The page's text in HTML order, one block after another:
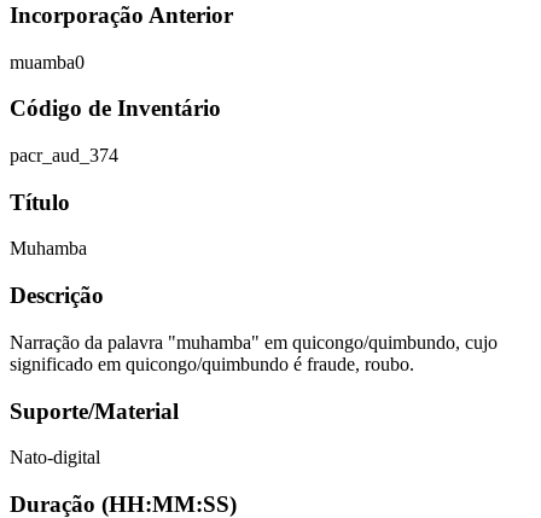
Incorporação Anterior
muamba0
Código de Inventário
pacr_aud_374
Título
Muhamba
Descrição
Narração da palavra "muhamba" em quicongo/quimbundo, cujo
significado em quicongo/quimbundo é fraude, roubo.
Suporte/Material
Nato-digital
Duração (HH:MM:SS)